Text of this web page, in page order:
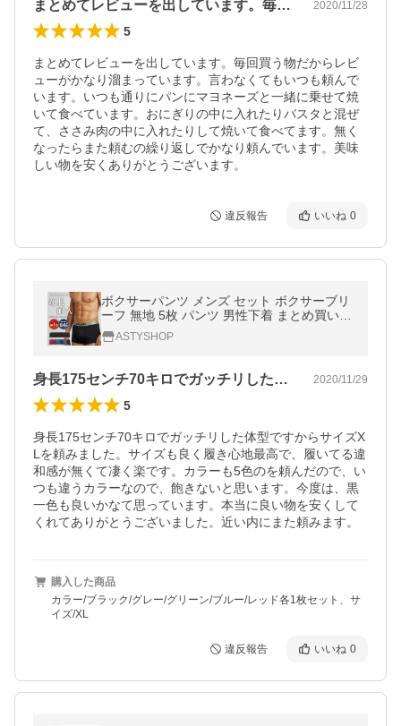
まとめてレビューを出しています。毎回買… 2020/11/28
5
まとめてレビューを出しています。毎回買う物だからレビ
ューがかなり溜まっています。言わなくてもいつも頼んで
います。いつも通りにパンにマヨネーズと一緒に乗せて焼
いて食べています。おにぎりの中に入れたりバスタと混ぜ
て、ささみ肉の中に入れたりして焼いて食べてます。無く
なったらまた頼むの繰り返しでかなり頼んでいます。美味
しい物を安くありがとうございます。
違反報告 いいね 0
ボクサーパンツ メンズ セット ボクサーブリ
ーフ 無地 5枚 パンツ 男性下着 まとめ買い B
ALLOT バロット
ASTYSHOP
身長175センチ70キロでガッチリした… 2020/11/29
5
身長175センチ70キロでガッチリした体型ですからサイズX
Lを頼みました。サイズも良く履き心地最高で、履いてる違
和感が無くて凄く楽です。カラーも5色のを頼んだので、い
つも違うカラーなので、飽きないと思います。今度は、黒
一色も良いかなて思っています。本当に良い物を安くして
くれてありがとうございました。近い内にまた頼みます。
購入した商品
カラー/ブラック/グレー/グリーン/ブルー/レッド各1枚セット、サ
イズ/XL
違反報告 いいね 0